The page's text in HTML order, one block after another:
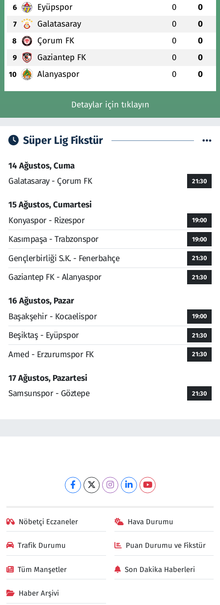
6 Eyüpspor 0 0
7 Galatasaray 0 0
8 Çorum FK 0 0
9 Gaziantep FK 0 0
10 Alanyaspor 0 0
Detaylar için tıklayın
Süper Lig Fikstür
14 Ağustos, Cuma
Galatasaray - Çorum FK
21:30
15 Ağustos, Cumartesi
Konyaspor - Rizespor
19:00
Kasımpaşa - Trabzonspor 19:00
Gençlerbirliği S.K. - Fenerbahçe 21:30
Gaziantep FK - Alanyaspor 21:30
16 Ağustos, Pazar
Başakşehir - Kocaelispor
19:00
Beşiktaş - Eyüpspor 21:30
Amed - Erzurumspor FK 21:30
17 Ağustos, Pazartesi
Samsunspor - Göztepe
21:30
Nöbetçi Eczaneler Hava Durumu
Trafik Durumu Puan Durumu ve Fikstür
Tüm Manşetler Son Dakika Haberleri
Haber Arşivi